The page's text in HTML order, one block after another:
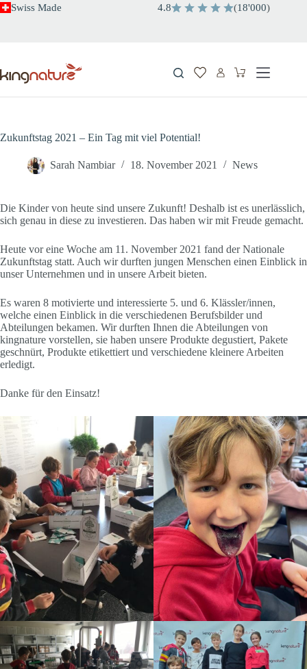
ZumSwiss Made 4.8 (18'000)
Warenkorb
Zukunftstag 2021 – Ein Tag mit viel Potential!
Sarah Nambiar 18. November 2021 News
Die Kinder von heute sind unsere Zukunft! Deshalb ist es unerlässlich,
sich genau in diese zu investieren. Das haben wir mit Freude gemacht.
Heute vor eine Woche am 11. November 2021 fand der Nationale
Zukunftstag statt. Auch wir durften jungen Menschen einen Einblick in
unser Unternehmen und in unsere Arbeit bieten.
Es waren 8 motivierte und interessierte 5. und 6. Klässler/innen,
welche einen Einblick in die verschiedenen Berufsbilder und
Abteilungen bekamen. Wir durften Ihnen die Abteilungen von
kingnature vorstellen, sie haben unsere Produkte degustiert, Pakete
geschnürt, Produkte etikettiert und verschiedene kleinere Arbeiten
erledigt.
Danke für den Einsatz!